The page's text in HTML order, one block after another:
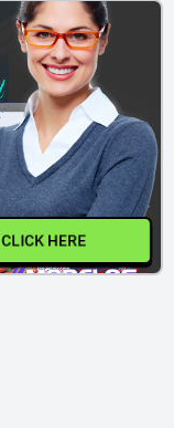
CLICK HERE